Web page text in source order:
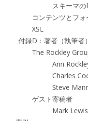
スキーマのDTD
コンテンツとフォ
XSL
付録D：著者（執筆者）
The Rockley
Ann
Charles
Steve
ゲスト寄稿者
Mark Lewis